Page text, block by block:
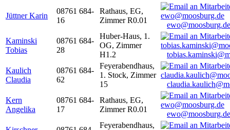
Jüttner Karin
08761 684-
16
Rathaus, EG,
Zimmer R0.01
ewo@moosburg.de
Kaminski
Tobias
08761 684-
28
Huber-Haus, 1.
OG, Zimmer
H1.2
Kaulich
Claudia
08761 684-
62
Feyerabendhaus,
1. Stock, Zimmer
15
Kern
Angelika
08761 684-
17
Rathaus, EG,
Zimmer R0.01
ewo@moosburg.de
Feyerabendhaus,